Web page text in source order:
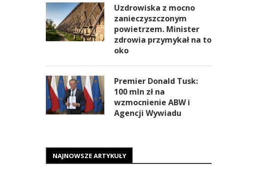
Uzdrowiska z mocno
zanieczyszczonym
powietrzem. Minister
zdrowia przymykał na to
oko
Premier Donald Tusk:
100 mln zł na
wzmocnienie ABW i
Agencji Wywiadu
NAJNOWSZE ARTYKUŁY